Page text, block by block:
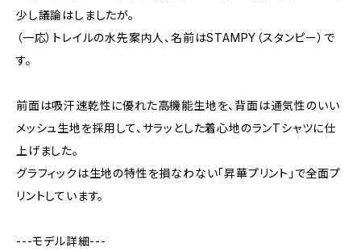
少し議論はしましたが。
（一応）トレイルの水先案内人、名前はSTAMPY（スタンピー）で
す。
前面は吸汗速乾性に優れた高機能生地を、背面は通気性のいい
メッシュ生地を採用して、サラッとした着心地のランTシャツに仕
上げました。
グラフィックは生地の特性を損なわない「昇華プリント」で全面プ
リントしています。
---モデル詳細---